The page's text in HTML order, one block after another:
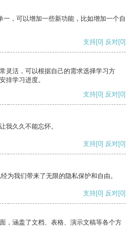
一，可以增加一些新功能，比如增加一个自
支持[0] 反对[0]
灵活，可以根据自己的需求选择学习方
排学习进度。
支持[0] 反对[0]
我久久不能忘怀。
支持[0] 反对[0]
为我们带来了无限的隐私保护和自由。
支持[0] 反对[0]
，涵盖了文档、表格、演示文稿等各个方